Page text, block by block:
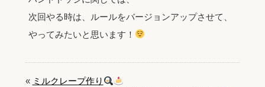
次回やる時は、ルールをバージョンアップさせて、
やってみたいと思います！
« ミルクレープ作り